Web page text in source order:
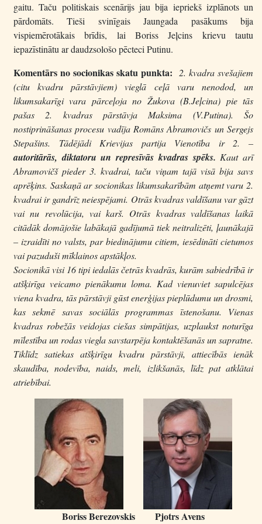
gaitu. Taču politiskais scenārijs jau bija iepriekš izplānots un
pārdomāts. Tieši svinīgais Jaungada pasākums bija
vispiemērotākais brīdis, lai Boriss Jeļcins krievu tautu
iepazīstinātu ar daudzsološo pēcteci Putinu.
Komentārs no socionikas skatu punkta: 2. kvadra svešajiem
(citu kvadru pārstāvjiem) vieglā ceļā varu nenodod, un
likumsakarīgi vara pārceļoja no Žukova (B.Jeļcina) pie tās
pašas 2. kvadras pārstāvja Maksima (V.Putina). Šo
nostiprināšanas procesu vadīja Romāns Abramovičs un Sergejs
Stepašins. Tādējādi Krievijas partija Vienotība ir 2. –
autoritārās, diktatoru un represīvās kvadras spēks.Kaut arī
Abramovičš pieder 3. kvadrai, taču viņam tajā visā bija savs
aprēķins. Saskaņā ar socionikas likumsakarībām atņemt varu 2.
kvadrai ir gandrīz neiespējami. Otrās kvadras valdīšanu var gāzt
vai nu revolūcija, vai karš. Otrās kvadras valdīšanas laikā
citādāk domājošie labākajā gadījumā tiek neitralizēti, ļaunākajā
– izraidīti no valsts, par biedinājumu citiem, iesēdināti cietumos
vai pazuduši mīklainos apstākļos.
Socionikā visi 16 tipi iedalās četrās kvadrās, kurām sabiedrībā ir
atšķirīga veicamo pienākumu loma. Kad vienuviet sapulcējas
viena kvadra, tās pārstāvji gūst enerģijas pieplūdumu un drosmi,
kas sekmē savas sociālās programmas īstenošanu. Vienas
kvadras robežās veidojas ciešas simpātijas, uzplaukst noturīga
mīlestība un rodas viegla savstarpēja kontaktēšanās un sapratne.
Tiklīdz satiekas atšķirīgu kvadru pārstāvji, attiecībās ienāk
skaudība, nodevība, naids, meli, izlikšanās, līdz pat atklātai
atriebībai.
Boriss Berezovskis Pjotrs Avens